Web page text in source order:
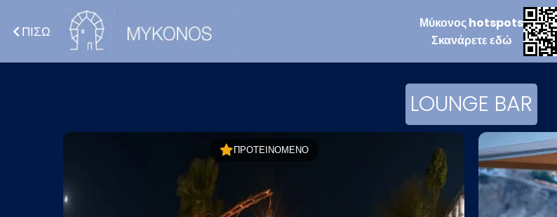
ΠΙΣΩ
Μύκονοςhotspots
Σκανάρετεεδώ
LOUNGE BAR
ΠΡΟΤΕΙΝΟΜΕΝΟ